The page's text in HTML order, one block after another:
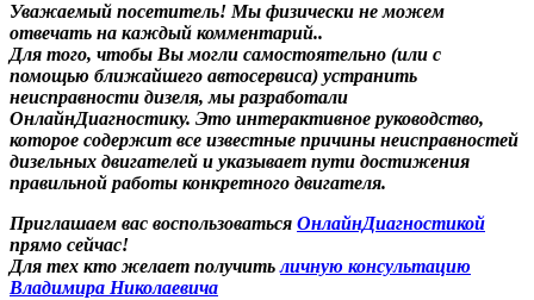
Уважаемый посетитель! Мы физически не можем
отвечать на каждый комментарий..
Для того, чтобы Вы могли самостоятельно (или с
помощью ближайшего автосервиса) устранить
неисправности дизеля, мы разработали
ОнлайнДиагностику. Это интерактивное руководство,
которое содержит все известные причины неисправностей
дизельных двигателей и указывает пути достижения
правильной работы конкретного двигателя.
Приглашаем вас воспользоваться ОнлайнДиагностикой
прямо сейчас!
Для тех кто желает получитьличную консультацию
Владимира Николаевича